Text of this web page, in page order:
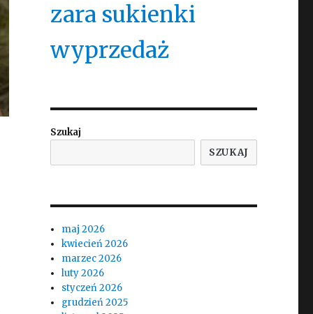
zara sukienki
wyprzedaż
Szukaj
SZUKAJ
maj 2026
kwiecień 2026
marzec 2026
luty 2026
styczeń 2026
grudzień 2025